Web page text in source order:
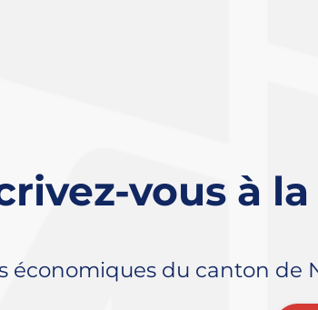
vous à
économiques du canton de